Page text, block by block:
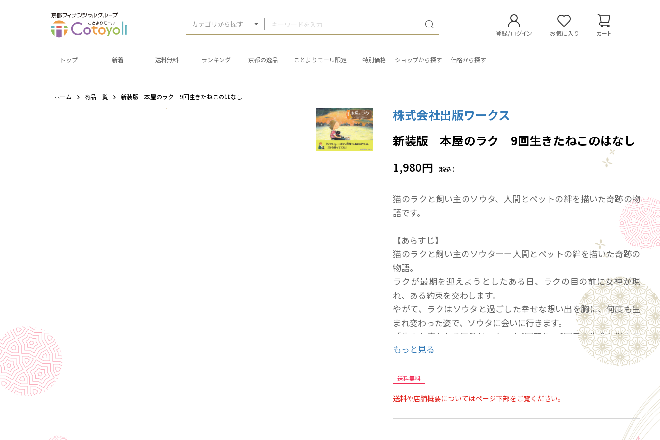
カテゴリから探す
登録/ログイン お気に入り カート
トップ 新着 送料無料 ランキング 京都の逸品 ことよりモール限定 特別価格 ショップから探す 価格から探す
ホーム 商品一覧 新装版 本屋のラク 9回生きたねこのはなし
株式会社出版ワークス
新装版 本屋のラク 9回生きたねこのはなし
1,980円 （税込）
猫のラクと飼い主のソウタ、人間とペットの絆を描いた奇跡の物
語です。
【あらすじ】
猫のラクと飼い主のソウターー人間とペットの絆を描いた奇跡の
物語。
ラクが最期を迎えようとしたある日、ラクの目の前に女神が現
れ、ある約束を交わします。
やがて、ラクはソウタと過ごした幸せな想い出を胸に、何度も生
まれ変わった姿で、ソウタに会いに行きます。
「生まれ変われる回数は、たった9回限り」――9回目の生命を得たラ
クが、最後に出会った光景とは！？
【著者について】
ェーンに入社。 2010年、役員を退任。 2011年、株式会社出版ワ
ークスを設立し、代表取締役に就任。 やまぐち ぴこ 福岡県生ま
れ。九州大学経済学部卒業。2006年から5年間、公認会計士として
もっと見る
送料無料
送料や店舗概要についてはページ下部をご覧ください。